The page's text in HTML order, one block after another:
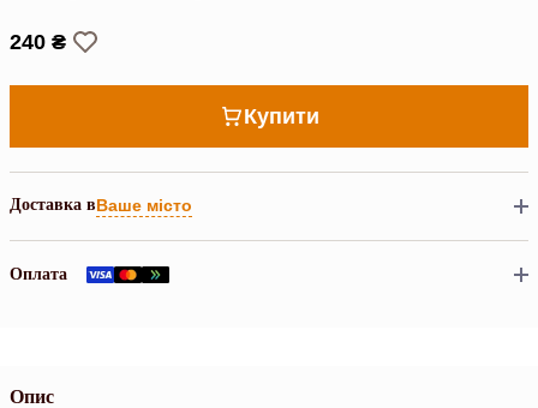
240 ₴
Купити
Доставка вВаше місто
Оплата
Опис